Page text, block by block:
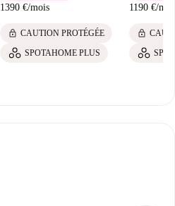
1390 €/mois
lock CAUTION PROTÉGÉE
SPOTAHOME PLUS
1190 €/
lock